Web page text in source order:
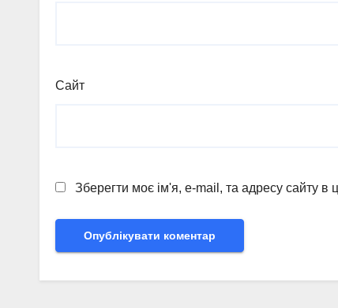
Сайт
Зберегти моє ім'я, e-mail, та адресу сайту в